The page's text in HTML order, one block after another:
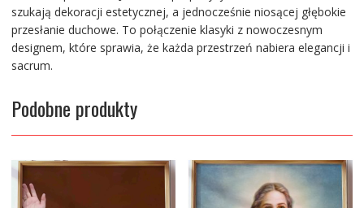
szukają dekoracji estetycznej, a jednocześnie niosącej głębokie
przesłanie duchowe. To połączenie klasyki z nowoczesnym
designem, które sprawia, że każda przestrzeń nabiera elegancji i
sacrum.
Podobne produkty